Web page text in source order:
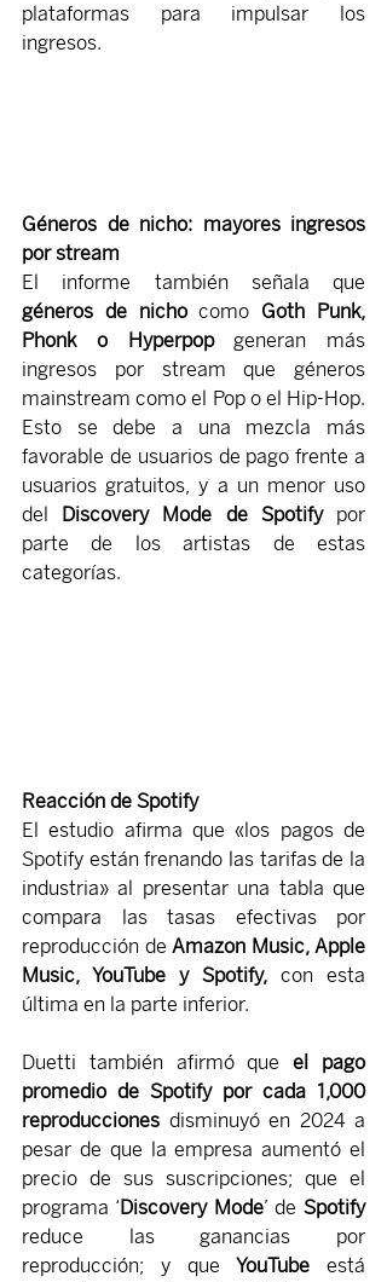
plataformas para impulsar los
ingresos.
Géneros de nicho: mayores ingresos
por stream
géneros de nicho como Goth Punk,
Phonk o Hyperpop generan más
ingresos por stream que géneros
mainstream como el Pop o el Hip-Hop.
Esto se debe a una mezcla más
favorable de usuarios de pago frente a
usuarios gratuitos, y a un menor uso
del Discovery Mode de Spotify por
parte de los artistas de estas
categorías.
Reacción de Spotify
El estudio afirma que «los pagos de
Spotify están frenando las tarifas de la
industria» al presentar una tabla que
compara las tasas efectivas por
reproducción de Amazon Music, Apple
Music, YouTube y Spotify, con esta
última en la parte inferior.
Duetti también afirmó que el pago
promedio de Spotify por cada 1,000
reproducciones disminuyó en 2024 a
pesar de que la empresa aumentó el
precio de sus suscripciones; que el
programa ‘ Discovery Mode’ de
Spotify
reduce las ganancias por
reproducción; y que YouTube está